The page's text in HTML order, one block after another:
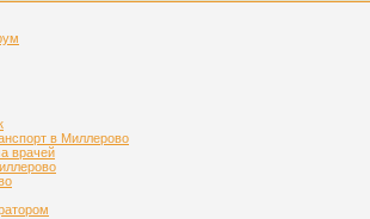
в Миллерово
врачей